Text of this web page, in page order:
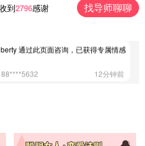
到2796感谢 找导师聊聊
媚儿 通过此页面咨询，已获得专属情感
通过此页面咨询，已获得专属情感
12分钟前